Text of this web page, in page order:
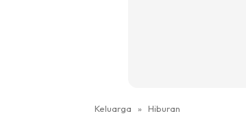
Keluarga » Hiburan